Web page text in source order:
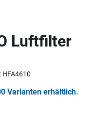
Luftfilter
HFA4610
Varianten erhältlich.